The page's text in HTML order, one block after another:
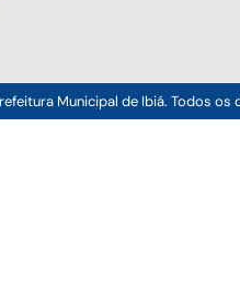
Municipal de Ibiá. Todos os